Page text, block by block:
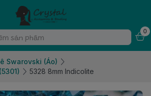
0
Swarovski (Áo)
5328 8mm Indicolite